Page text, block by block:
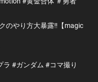
のやり方大暴露‼️【magic
#ガンダム #コマ撮り